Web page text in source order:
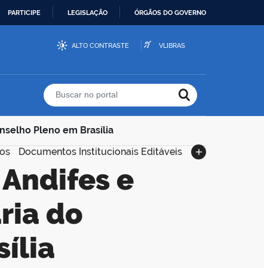
PARTICIPE LEGISLAÇÃO ÓRGÃOS DO GOVERNO
ALTO CONTRASTE VLIBRAS
Buscar no portal
Pleno em Brasília
Documentos Institucionais Editáveis
do